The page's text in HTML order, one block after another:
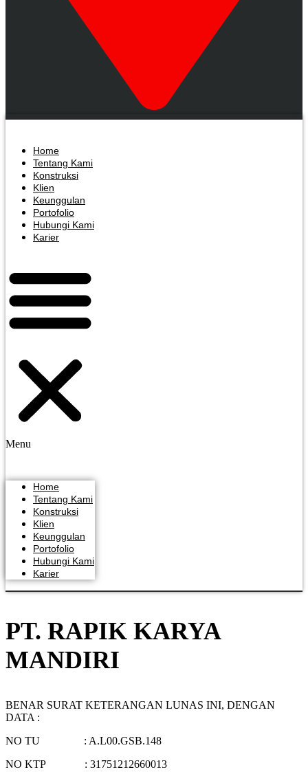
Home
Tentang Kami
Konstruksi
Klien
Keunggulan
Portofolio
Hubungi Kami
Karier
Menu
Home
Tentang Kami
Konstruksi
Klien
Keunggulan
Portofolio
Hubungi Kami
Karier
PT. RAPIK KARYA
MANDIRI
BENAR SURAT KETERANGAN LUNAS INI, DENGAN
DATA :
NO TU : A.L00.GSB.148
NO KTP : 31751212660013